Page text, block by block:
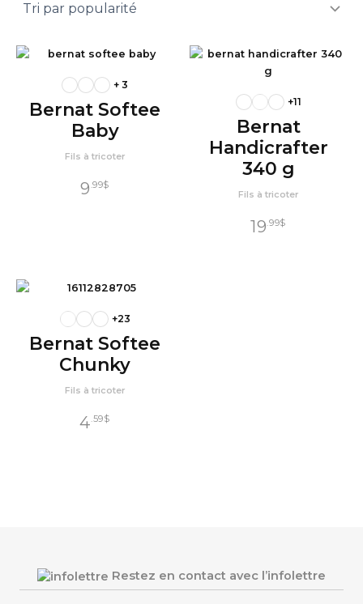
+ 3
Bernat Softee
Baby
Fils à tricoter
9 .99$
+11
Bernat
Handicrafter
340 g
Fils à tricoter
19.99$
+23
Bernat Softee
Chunky
Fils à tricoter
4.59$
Restez en contact avec l’infolettre